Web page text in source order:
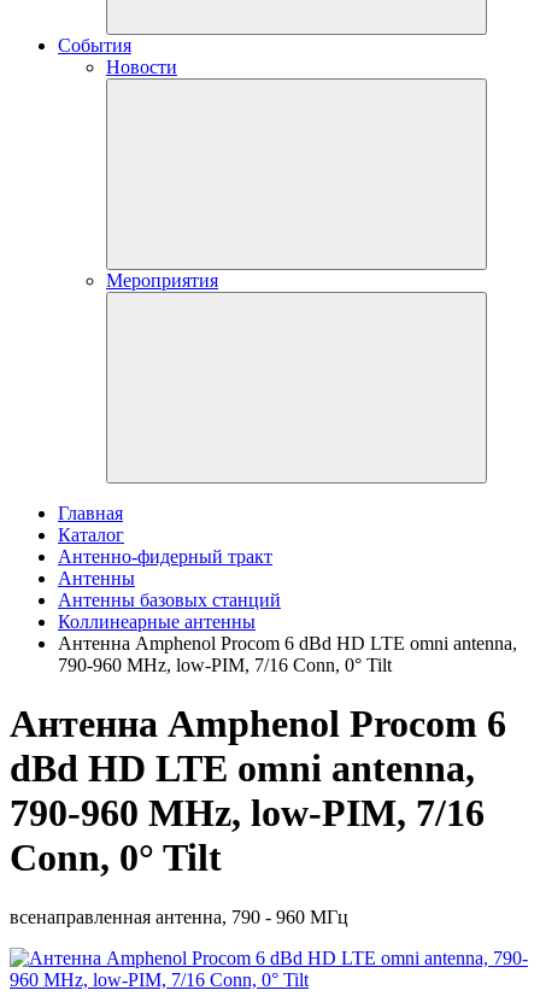
События
Новости
Мероприятия
Главная
Каталог
Антенно-фидерный тракт
Антенны
Антенны базовых станций
Коллинеарные антенны
Антенна Amphenol Procom 6 dBd HD LTE omni antenna,
790-960 MHz, low-PIM, 7/16 Conn, 0° Tilt
Антенна Amphenol Procom 6
dBd HD LTE omni antenna,
790-960 MHz, low-PIM, 7/16
Conn, 0° Tilt
всенаправленная антенна, 790 - 960 МГц